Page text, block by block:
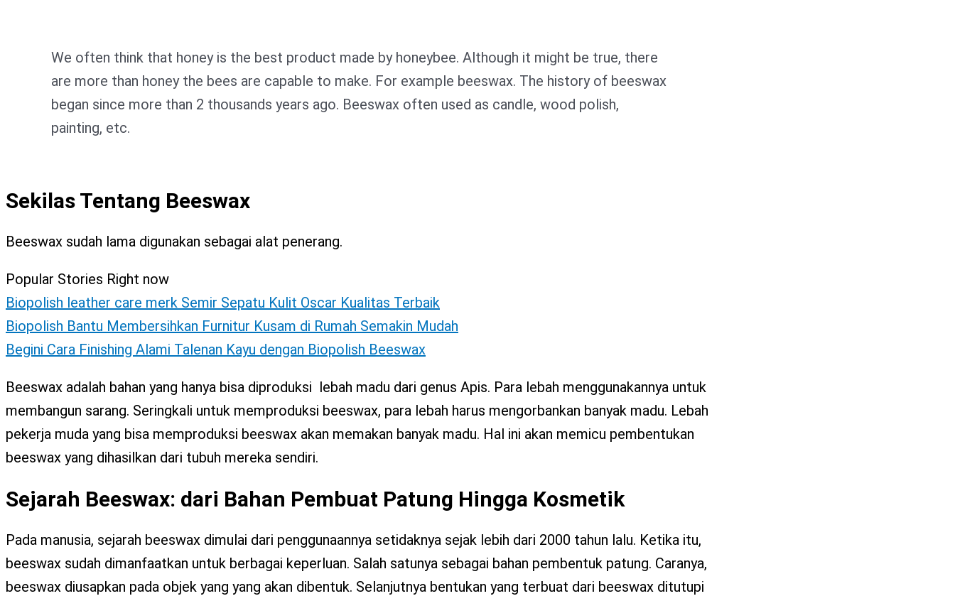
We often think that honey is the best product made by honeybee. Although it might be true, there
are more than honey the bees are capable to make. For example beeswax. The history of beeswax
began since more than 2 thousands years ago. Beeswax often used as candle, wood polish,
painting, etc.
Sekilas Tentang Beeswax
Beeswax sudah lama digunakan sebagai alat penerang.
Popular Stories Right now
Biopolish leather care merk Semir Sepatu Kulit Oscar Kualitas Terbaik
Biopolish Bantu Membersihkan Furnitur Kusam di Rumah Semakin Mudah
Begini Cara Finishing Alami Talenan Kayu dengan Biopolish Beeswax
Beeswax adalah bahan yang hanya bisa diproduksi lebah madu dari genus Apis. Para lebah menggunakannya untuk
membangun sarang. Seringkali untuk memproduksi beeswax, para lebah harus mengorbankan banyak madu. Lebah
pekerja muda yang bisa memproduksi beeswax akan memakan banyak madu. Hal ini akan memicu pembentukan
beeswax yang dihasilkan dari tubuh mereka sendiri.
Sejarah Beeswax: dari Bahan Pembuat Patung Hingga Kosmetik
Pada manusia, sejarah beeswax dimulai dari penggunaannya setidaknya sejak lebih dari 2000 tahun lalu. Ketika itu,
beeswax sudah dimanfaatkan untuk berbagai keperluan. Salah satunya sebagai bahan pembentuk patung. Caranya,
beeswax diusapkan pada objek yang yang akan dibentuk. Selanjutnya bentukan yang terbuat dari beeswax ditutupi